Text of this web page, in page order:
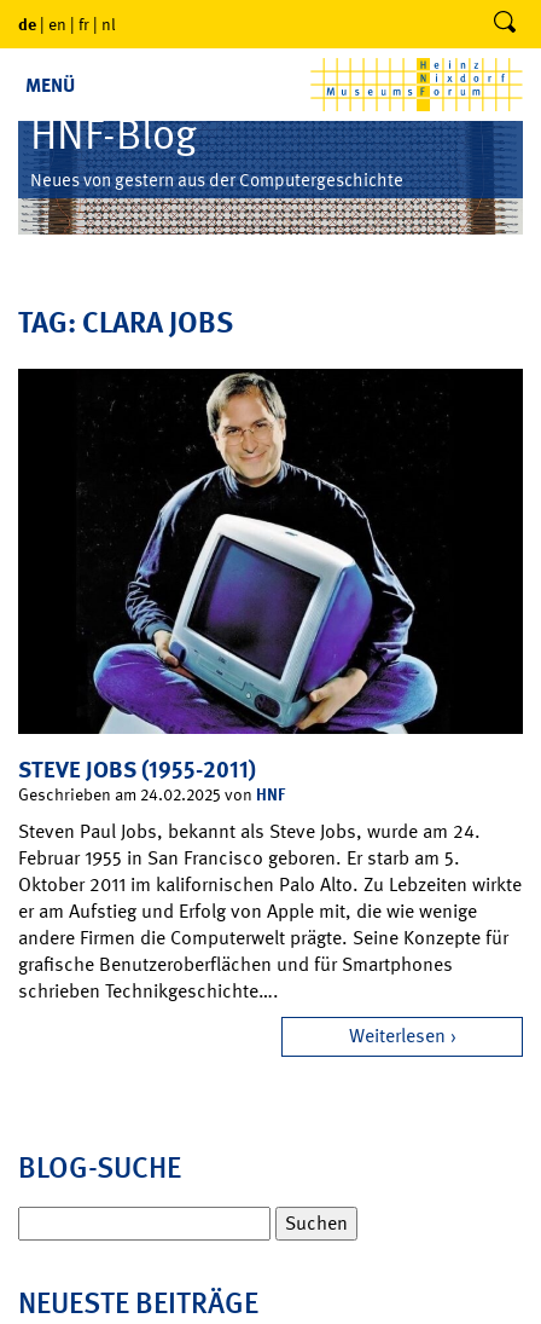
de | en | fr | nl
MENÜ
HNF-Blog
Neues von gestern aus der Computergeschichte
TAG: CLARA JOBS
STEVE JOBS (1955-2011)
Geschrieben am 24.02.2025 von HNF
Steven Paul Jobs, bekannt als Steve Jobs, wurde am 24.
Februar 1955 in San Francisco geboren. Er starb am 5.
Oktober 2011 im kalifornischen Palo Alto. Zu Lebzeiten wirkte
er am Aufstieg und Erfolg von Apple mit, die wie wenige
andere Firmen die Computerwelt prägte. Seine Konzepte für
grafische Benutzeroberflächen und für Smartphones
schrieben Technikgeschichte….
Weiterlesen
BLOG-SUCHE
nach:
NEUESTE BEITRÄGE